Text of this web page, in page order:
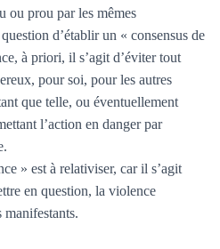
ou prou par les mêmes
d’établir un « consensus de
à priori, il s’agit d’éviter tout
pour soi, pour les autres
que telle, ou éventuellement
l’action en danger par
» est à relativiser, car il s’agit
en question, la violence
manifestants.